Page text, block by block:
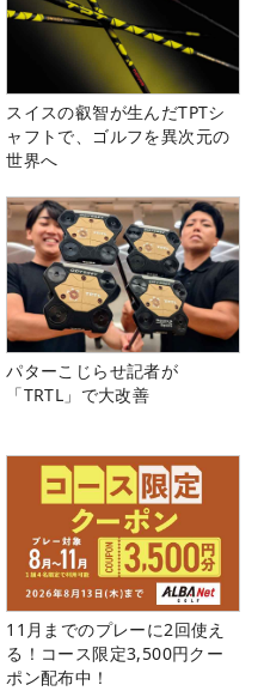
スイスの叡智が生んだTPTシ
ャフトで、ゴルフを異次元の
世界へ
パターこじらせ記者が
「TRTL」で大改善
11月までのプレーに2回使え
る！コース限定3,500円クー
ポン配布中！